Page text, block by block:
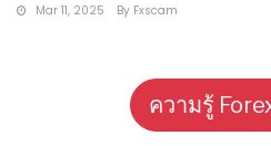
Mar 11, 2025 By Fxscam
ความรู้